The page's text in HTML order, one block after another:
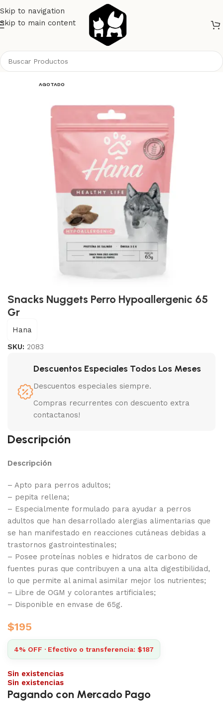
Skip to navigation
Skip to main content
AGOTADO
Snacks Nuggets Perro Hypoallergenic 65
Gr
Hana
SKU: 2083
Descuentos Especiales Todos Los Meses
Descuentos especiales siempre.
Compras recurrentes con descuento extra
contactanos!
Descripción
Descripción
– Apto para perros adultos;
– pepita rellena;
– Especialmente formulado para ayudar a perros
adultos que han desarrollado alergias alimentarias que
se han manifestado en reacciones cutáneas debidas a
trastornos gastrointestinales;
– Posee proteínas nobles e hidratos de carbono de
fuentes puras que contribuyen a una alta digestibilidad,
lo que permite al animal asimilar mejor los nutrientes;
– Libre de OGM y colorantes artificiales;
– Disponible en envase de 65g.
$195
4% OFF · Efectivo o transferencia: $187
Sin existencias
Sin existencias
Pagando con Mercado Pago